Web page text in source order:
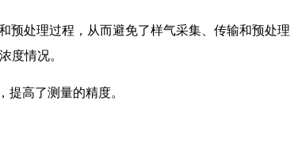
预处理过程，从而避免了样气采集、传输和预处
度情况。
高了测量的精度。